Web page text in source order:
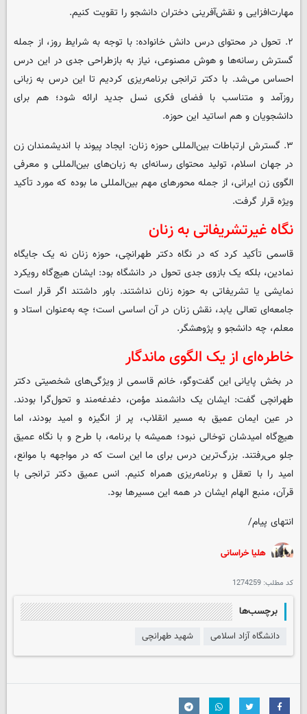
مهارت‌افزایی و نقش‌آفرینی دختران دانشجو را تقویت کنیم.
۲. تحول در محتوای درس دانش خانواده: با توجه به شرایط روز، از جمله
گسترش رسانه‌ها و هوش مصنوعی، نیاز به بازطراحی جدی در این درس
احساس می‌شد. با دکتر ترانجی برنامه‌ریزی کردیم تا این درس به زبانی
روزآمد و متناسب با فضای فکری نسل جدید ارائه شود؛ هم برای
دانشجویان و هم اساتید این حوزه.
۳. گسترش ارتباطات بین‌المللی حوزه زنان: ایجاد پیوند با اندیشمندان زن
در جهان اسلام، تولید محتوای رسانه‌ای به زبان‌های بین‌المللی و معرفی
الگوی زن ایرانی، از جمله محورهای مهم بین‌المللی ما بوده که مورد تأکید
ویژه قرار گرفت.
نگاه غیرتشریفاتی به زنان
قاسمی تأکید کرد که در نگاه دکتر طهرانچی، حوزه زنان نه یک جایگاه
نمادین، بلکه یک بازوی جدی تحول در دانشگاه بود: ایشان هیچ‌گاه رویکرد
نمایشی یا تشریفاتی به حوزه زنان نداشتند. باور داشتند اگر قرار است
جامعه‌ای تعالی یابد، نقش زنان در آن اساسی است؛ چه به‌عنوان استاد و
معلم، چه دانشجو و پژوهشگر.
خاطره‌ای از یک الگوی ماندگار
در بخش پایانی این گفت‌وگو، خانم قاسمی از ویژگی‌های شخصیتی دکتر
طهرانچی گفت: ایشان یک دانشمند مؤمن، دغدغه‌مند و تحول‌گرا بودند.
در عین ایمان عمیق به مسیر انقلاب، پر از انگیزه و امید بودند، اما
هیچ‌گاه امیدشان توخالی نبود؛ همیشه با برنامه، با طرح و با نگاه عمیق
جلو می‌رفتند. بزرگ‌ترین درس برای ما این است که در مواجهه با موانع،
امید را با تعقل و برنامه‌ریزی همراه کنیم. انس عمیق دکتر ترانجی با
قرآن، منبع الهام ایشان در همه این مسیرها بود.
انتهای پیام/
هلیا خراسانی
کد مطلب: 1274259
برچسب‌ها
دانشگاه آزاد اسلامی شهید طهرانچی